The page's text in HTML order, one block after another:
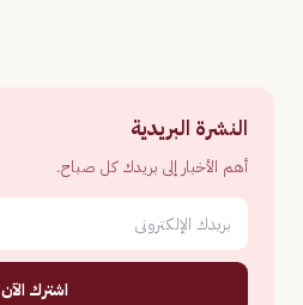
النشرة البريدية
أهم الأخبار إلى بريدك كل صباح.
اشترك الآن